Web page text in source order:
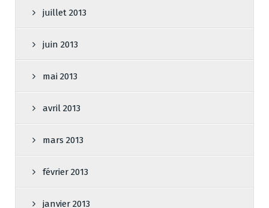
juillet 2013
juin 2013
mai 2013
avril 2013
mars 2013
février 2013
janvier 2013